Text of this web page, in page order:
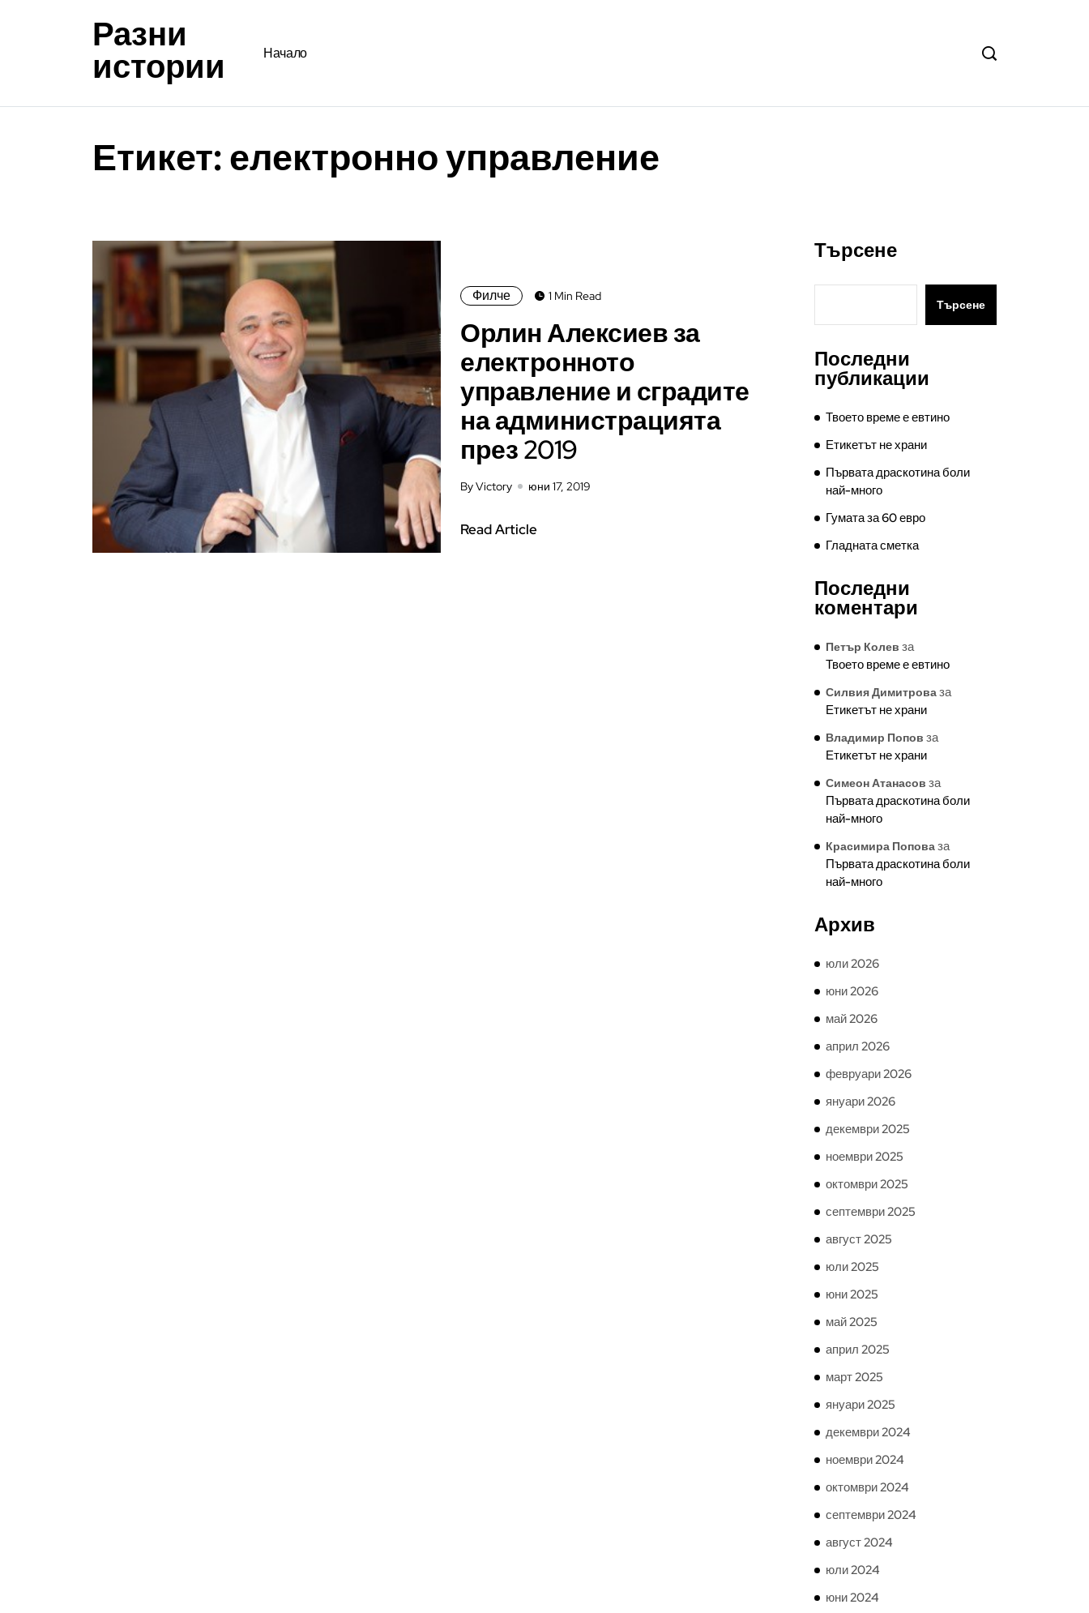
Разни
истории Начало
Етикет:електронно управление
Филче 1 Min Read
Орлин Алексиев за
електронното
управление и сградите
на администрацията
през 2019
By Victory юни 17, 2019
Read Article
Търсене
Търсене
Последни
публикации
Твоето време е евтино
Етикетът не храни
Първата драскотина боли
най-много
Гумата за 60 евро
Гладната сметка
Последни
коментари
Петър Колев за
Твоето време е евтино
Силвия Димитроваза
Етикетът не храни
Владимир Попов за
Етикетът не храни
Симеон Атанасов за
Първата драскотина боли
най-много
Красимира Поповаза
Първата драскотина боли
най-много
Архив
юли 2026
юни 2026
май 2026
април 2026
февруари 2026
януари 2026
декември 2025
ноември 2025
октомври 2025
септември 2025
август 2025
юли 2025
юни 2025
май 2025
април 2025
март 2025
януари 2025
декември 2024
ноември 2024
октомври 2024
септември 2024
август 2024
юли 2024
юни 2024